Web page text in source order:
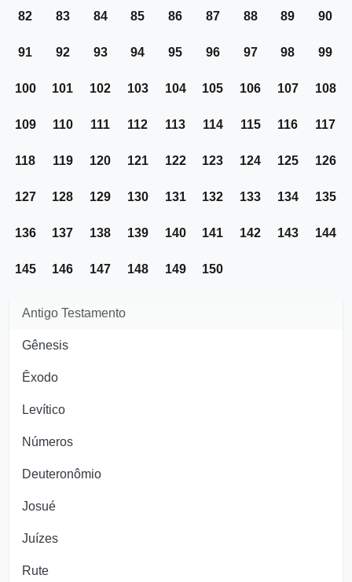
Antigo Testamento
Gênesis
Êxodo
Levítico
Números
Deuteronômio
Josué
Juízes
Rute
82 83 84 85 86 87 88 89 90
91 92 93 94 95 96 97 98 99
100 101 102 103 104 105 106 107 108
109 110 111 112 113 114 115 116 117
118 119 120 121 122 123 124 125 126
127 128 129 130 131 132 133 134 135
136 137 138 139 140 141 142 143 144
145 146 147 148 149 150